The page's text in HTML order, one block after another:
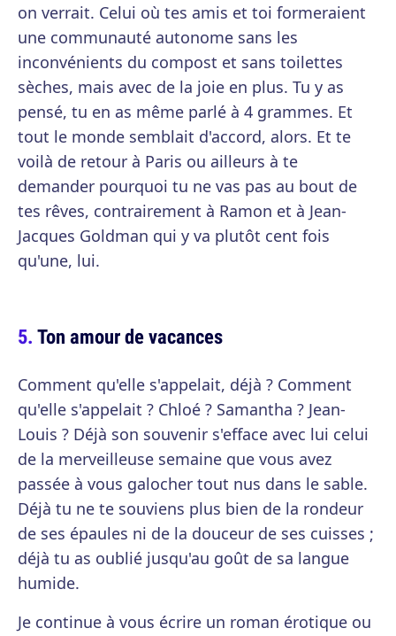
on verrait. Celui où tes amis et toi formeraient
une communauté autonome sans les
inconvénients du compost et sans toilettes
sèches, mais avec de la joie en plus. Tu y as
pensé, tu en as même parlé à 4 grammes. Et
tout le monde semblait d'accord, alors. Et te
voilà de retour à Paris ou ailleurs à te
demander pourquoi tu ne vas pas au bout de
tes rêves, contrairement à Ramon et à Jean-
Jacques Goldman qui y va plutôt cent fois
qu'une, lui.
Ton amour de vacances
Comment qu'elle s'appelait, déjà ? Comment
qu'elle s'appelait ? Chloé ? Samantha ? Jean-
Louis ? Déjà son souvenir s'efface avec lui celui
de la merveilleuse semaine que vous avez
passée à vous galocher tout nus dans le sable.
Déjà tu ne te souviens plus bien de la rondeur
de ses épaules ni de la douceur de ses cuisses ;
déjà tu as oublié jusqu'au goût de sa langue
humide.
Je continue à vous écrire un roman érotique ou